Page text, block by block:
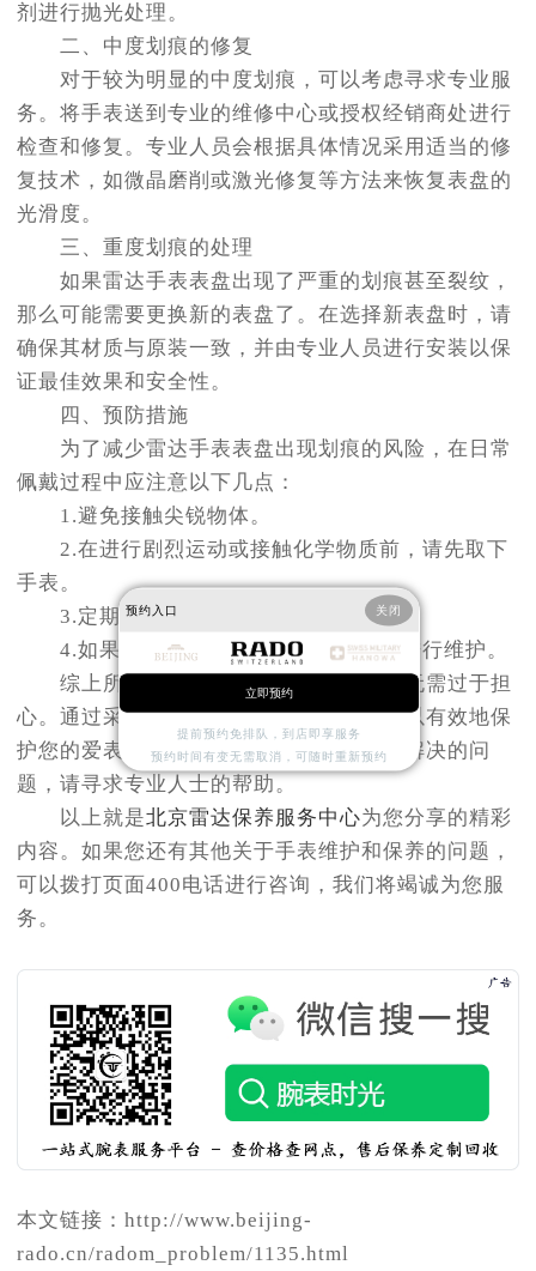
剂进行抛光处理。
二、中度划痕的修复
对于较为明显的中度划痕，可以考虑寻求专业服
务。将手表送到专业的维修中心或授权经销商处进行
检查和修复。专业人员会根据具体情况采用适当的修
复技术，如微晶磨削或激光修复等方法来恢复表盘的
光滑度。
三、重度划痕的处理
如果雷达手表表盘出现了严重的划痕甚至裂纹，
那么可能需要更换新的表盘了。在选择新表盘时，请
确保其材质与原装一致，并由专业人员进行安装以保
证最佳效果和安全性。
四、预防措施
为了减少雷达手表表盘出现划痕的风险，在日常
佩戴过程中应注意以下几点：
1.避免接触尖锐物体。
2.在进行剧烈运动或接触化学物质前，请先取下
手表。
3.定期清洁手表表面，并保持其干燥。
4.如果发现有小的磨损迹象，请及时进行维护。
综上所述，雷达手表表盘出现划痕时无需过于担
心。通过采取适当的措施和预防方法，可以有效地保
护您的爱表免受损害。如果遇到难以自行解决的问
题，请寻求专业人士的帮助。
以上就是北京雷达保养服务中心为您分享的精彩
内容。如果您还有其他关于手表维护和保养的问题，
可以拨打页面400电话进行咨询，我们将竭诚为您服
务。
本文链接：http://www.beijing-
rado.cn/radom_problem/1135.html
预约入口 关闭
立即预约
提前预约免排队，到店即享服务
预约时间有变无需取消，可随时重新预约